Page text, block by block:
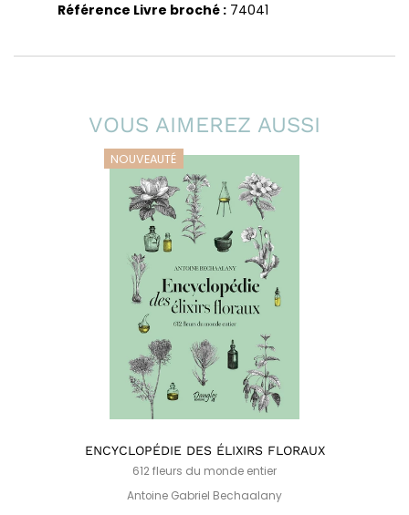
Référence Livre broché :74041
VOUS AIMEREZ AUSSI
NOUVEAUTÉ
ENCYCLOPÉDIE DES ÉLIXIRS FLORAUX
612 fleurs du monde entier
Antoine Gabriel Bechaalany